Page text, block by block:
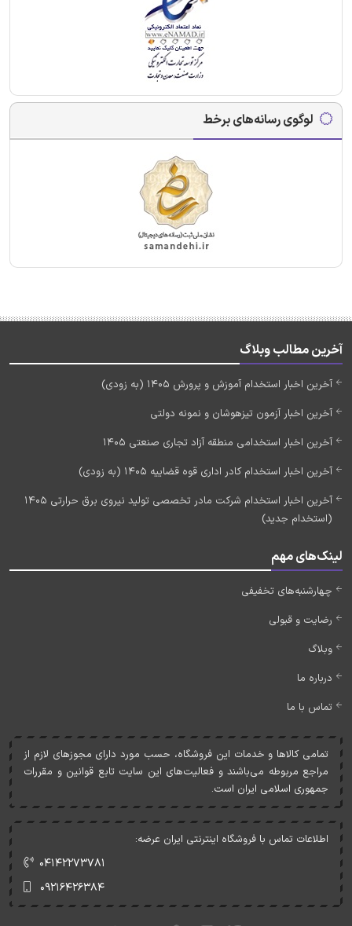
لوگوی رسانه‌های برخط
آخرین مطالب وبلاگ
آخرین اخبار استخدام آموزش و پرورش 1405 (به زودی)
آخرین اخبار آزمون تیزهوشان و نمونه دولتی
آخرین اخبار استخدامی منطقه آزاد تجاری صنعتی 1405
آخرین اخبار استخدام کادر اداری قوه قضاییه 1405 (به زودی)
آخرین اخبار استخدام شرکت مادر تخصصی تولید نیروی برق حرارتی 1405
(استخدام جدید)
لینک‌های مهم
چهارشنبه‌های تخفیفی
رضایت و قبولی
وبلاگ
درباره ما
تماس با ما
تمامی کالاها و خدمات اين فروشگاه، حسب مورد دارای مجوزهای لازم از
مراجع مربوطه می‌باشند و فعاليت‌های اين سايت تابع قوانين و مقررات
جمهوری اسلامی ايران است.
اطلاعات تماس با فروشگاه اینترنتی ایران عرضه:
۰۴۱۴۲۲۷۳۷۸۱
۰۹۲۱۶۴۲۶۳۸۴